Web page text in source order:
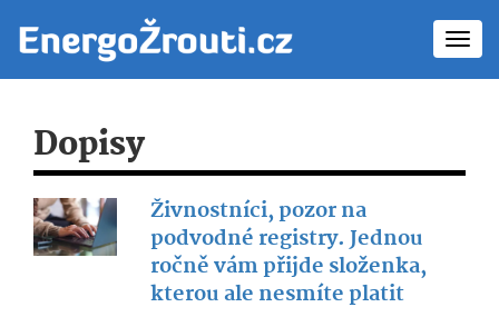
Dopisy
Živnostníci, pozor na
podvodné registry. Jednou
ročně vám přijde složenka,
kterou ale nesmíte platit